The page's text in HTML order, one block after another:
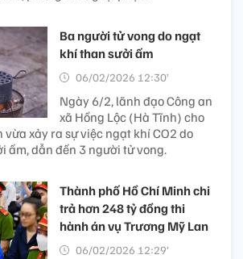
Ba người tử vong do ngạt
khí than sưởi ấm
06/02/2026 12:30’
Ngày 6/2, lãnh đạo Công an
xã Hồng Lộc (Hà Tĩnh) cho
vừa xảy ra sự việc ngạt khí CO2 do
ấm, dẫn đến 3 người tử vong.
Thành phố Hồ Chí Minh chi
trả hơn 248 tỷ đồng thi
hành án vụ Trương Mỹ Lan
06/02/2026 12:29’